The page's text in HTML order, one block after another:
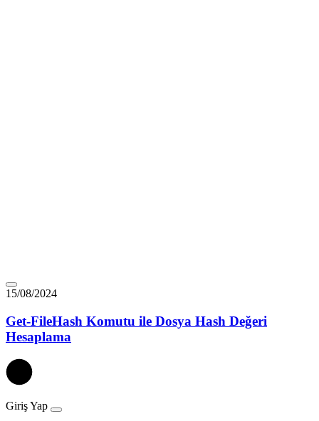
15/08/2024
Get-FileHash Komutu ile Dosya Hash Değeri
Hesaplama
Giriş Yap